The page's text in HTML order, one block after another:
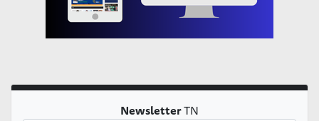
NewsletterTN